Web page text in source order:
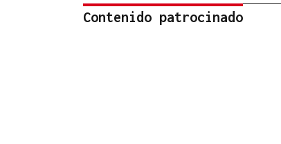
Contenido patrocinado